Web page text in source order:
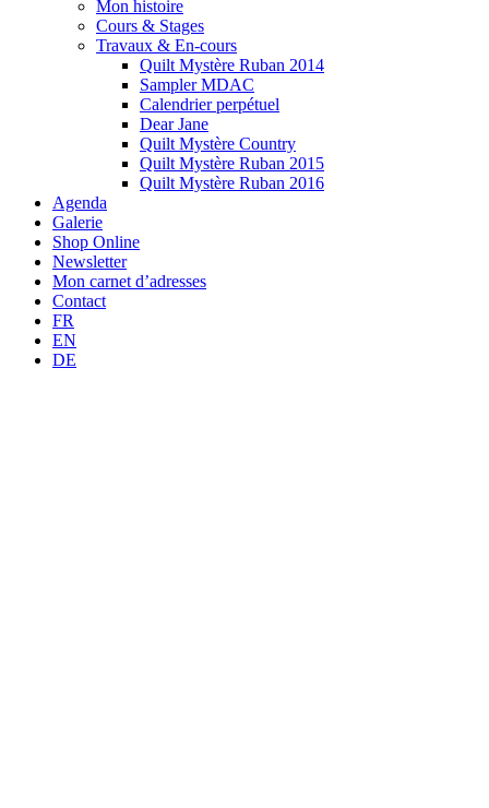
Mon histoire
Cours & Stages
Travaux & En-cours
Quilt Mystère Ruban 2014
Sampler MDAC
Calendrier perpétuel
Dear Jane
Quilt Mystère Country
Quilt Mystère Ruban 2015
Quilt Mystère Ruban 2016
Agenda
Galerie
Shop Online
Newsletter
Mon carnet d’adresses
Contact
FR
EN
DE